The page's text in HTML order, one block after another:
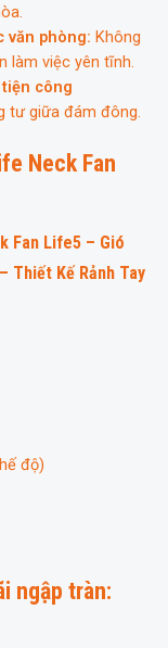
văn phòng: Không
làm việc yên tĩnh.
công
tư giữa đám đông.
Neck Fan
Fan Life5 – Gió
Thiết Kế Rảnh Tay
độ)
ngập tràn: